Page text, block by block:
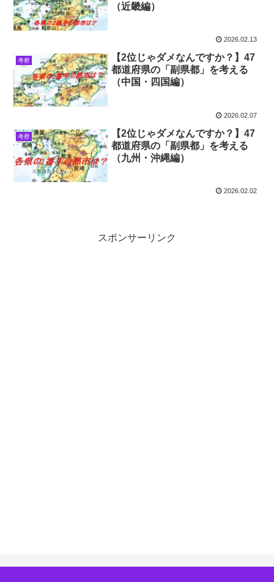
（近畿編）
2026.02.13
考察
【2位じゃダメなんですか？】47
都道府県の「副県都」を考える
（中国・四国編）
2026.02.07
考察
【2位じゃダメなんですか？】47
都道府県の「副県都」を考える
（九州・沖縄編）
2026.02.02
スポンサーリンク